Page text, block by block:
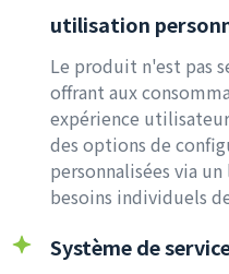
utilisation
Le produit n'est pas
offrant aux
expérience
des options de
personnalisées via
besoins individuels
Système de